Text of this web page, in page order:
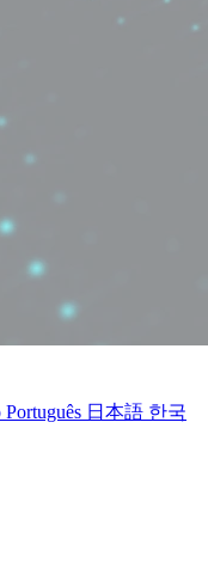
Português 日本語 한국